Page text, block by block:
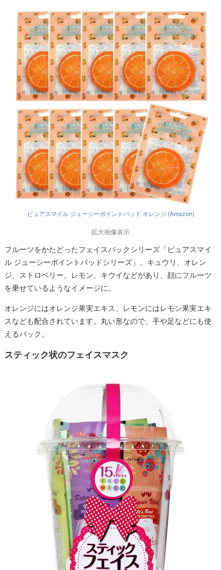
ピュアスマイル ジューシーポイントパッド オレンジ (Amazon)
拡大画像表示
フルーツをかたどったフェイスパックシリーズ「ピュアスマイ
ル ジューシーポイントパッドシリーズ」。キュウリ、オレン
ジ、ストロベリー、レモン、キウイなどがあり、顔にフルーツ
を乗せているようなイメージに。
オレンジにはオレンジ果実エキス、レモンにはレモン果実エキ
スなども配合されています。丸い形なので、手や足などにも使
えるパック。
スティック状のフェイスマスク